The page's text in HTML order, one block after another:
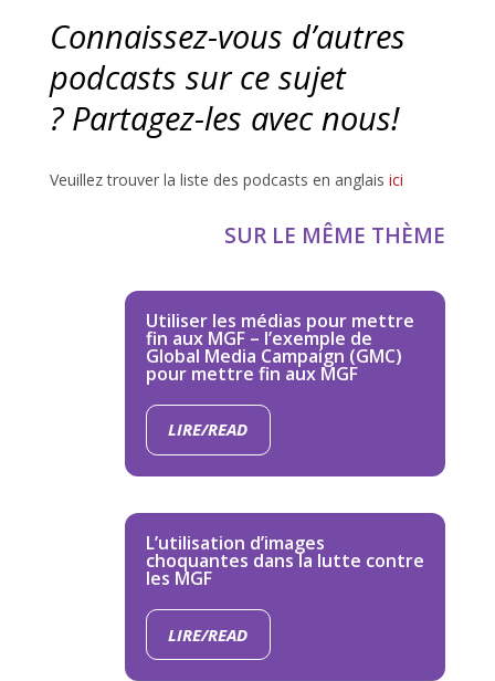
Connaissez-vous d’autres
podcasts sur ce sujet
? Partagez-les avec nous!
Veuillez trouver la liste des podcasts en anglais ici
SUR LE MÊME THÈME
Utiliser les médias pour mettre
fin aux MGF – l’exemple de
Global Media Campaign (GMC)
pour mettre fin aux MGF
LIRE/READ
L’utilisation d’images
choquantes dans la lutte contre
les MGF
LIRE/READ